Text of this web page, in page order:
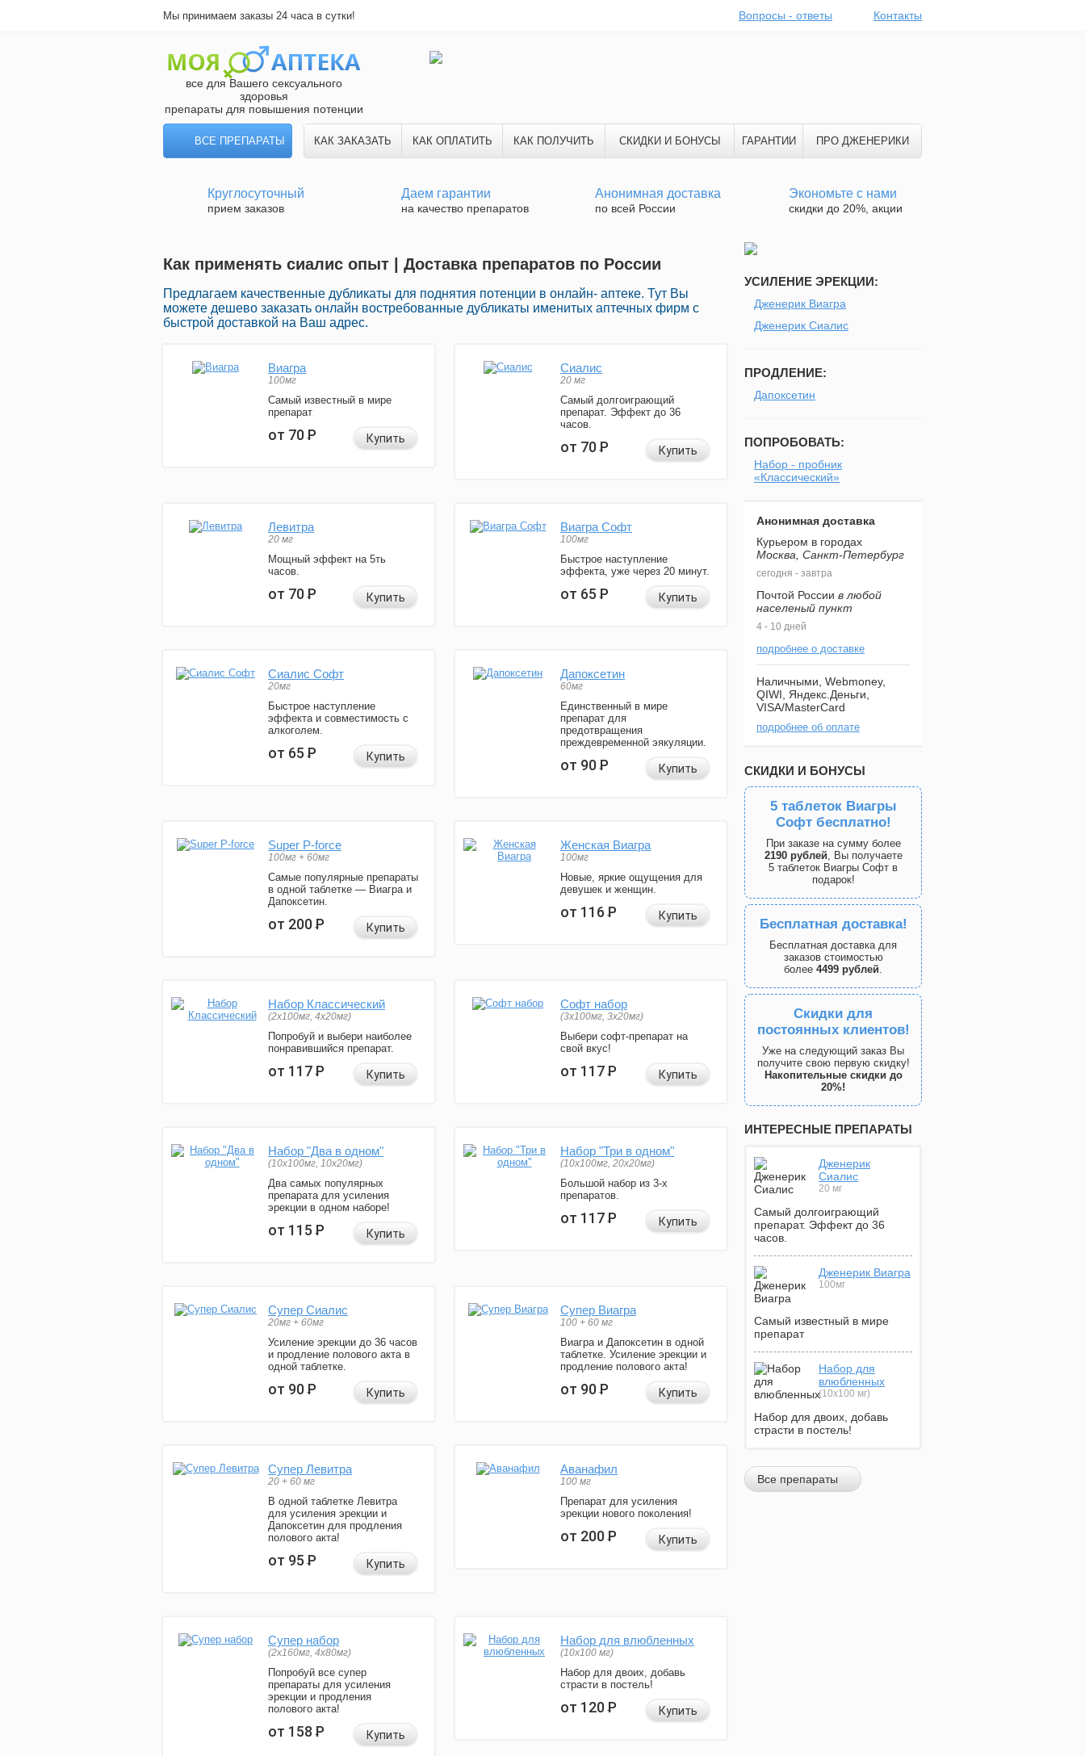
Мы принимаем заказы 24 часа в сутки! Вопросы - ответы Контакты
все для Вашего сексуального
здоровья
препараты для повышения потенции
ВСЕ ПРЕПАРАТЫ КАК ЗАКАЗАТЬ КАК ОПЛАТИТЬ КАК ПОЛУЧИТЬ СКИДКИ И БОНУСЫ ГАРАНТИИ ПРО ДЖЕНЕРИКИ
Круглосуточный
прием заказов
Даем гарантии
на качество препаратов
Анонимная доставка
по всей России
Экономьте с нами
скидки до 20%, акции
Как применять сиалис опыт | Доставка препаратов по России
Предлагаем качественные дубликаты для поднятия потенции в онлайн- аптеке. Тут Вы
можете дешево заказать онлайн востребованные дубликаты именитых аптечных фирм с
быстрой доставкой на Ваш адрес.
Виагра
100мг
Самый известный в мире
препарат
от 70Р Купить
Сиалис
20 мг
Самый долгоиграющий
препарат. Эффект до 36
часов.
от 70Р Купить
Левитра
20 мг
Мощный эффект на 5ть
часов.
от 70Р Купить
Виагра Софт
100мг
Быстрое наступление
эффекта, уже через 20 минут.
от 65Р Купить
Сиалис Софт
20мг
Быстрое наступление
эффекта и совместимость с
алкоголем.
от 65Р Купить
Дапоксетин
60мг
Единственный в мире
препарат для
предотвращения
преждевременной эякуляции.
от 90Р Купить
Super P-force
100мг + 60мг
Самые популярные препараты
в одной таблетке — Виагра и
Дапоксетин.
от 200Р Купить
Женская Виагра
100мг
Новые, яркие ощущения для
девушек и женщин.
от 116Р Купить
Набор Классический
(2x100мг, 4x20мг)
Попробуй и выбери наиболее
понравившийся препарат.
от 117Р Купить
Софт набор
(3x100мг, 3x20мг)
Выбери софт-препарат на
свой вкус!
от 117Р Купить
Набор "Два в одном"
(10x100мг, 10x20мг)
Два самых популярных
препарата для усиления
эрекции в одном наборе!
от 115Р Купить
Набор "Три в одном"
(10x100мг, 20x20мг)
Большой набор из 3-х
препаратов.
от 117Р Купить
Супер Сиалис
20мг + 60мг
Усиление эрекции до 36 часов
и продление полового акта в
одной таблетке.
от 90Р Купить
Супер Виагра
100 + 60 мг
Виагра и Дапоксетин в одной
таблетке. Усиление эрекции и
продление полового акта!
от 90Р Купить
Супер Левитра
20 + 60 мг
В одной таблетке Левитра
для усиления эрекции и
Дапоксетин для продления
полового акта!
от 95Р Купить
Аванафил
100 мг
Препарат для усиления
эрекции нового поколения!
от 200Р Купить
Супер набор
(2х160мг, 4х80мг)
Попробуй все супер
препараты для усиления
эрекции и продления
полового акта!
от 158Р Купить
Набор для влюбленных
(10х100 мг)
Набор для двоих, добавь
страсти в постель!
от 120Р Купить
УСИЛЕНИЕ ЭРЕКЦИИ:
Дженерик Виагра
Дженерик Сиалис
ПРОДЛЕНИЕ:
Дапоксетин
ПОПРОБОВАТЬ:
Набор - пробник
«Классический»
Анонимная доставка
Курьером в городах
Москва, Санкт-Петербург
сегодня - завтра
Почтой России в любой
населеный пункт
4 - 10 дней
подробнее о доставке
Наличными, Webmoney,
QIWI, Яндекс.Деньги,
VISA/MasterCard
подробнее об оплате
СКИДКИ И БОНУСЫ
5 таблеток Виагры
Софт бесплатно!
При заказе на сумму более
2190 рублей, Вы получаете
5 таблеток Виагры Софт в
подарок!
Бесплатная доставка!
Бесплатная доставка для
заказов стоимостью
более 4499 рублей.
Скидки для
постоянных клиентов!
Уже на следующий заказ Вы
получите свою первую скидку!
Накопительные скидки до
20%!
ИНТЕРЕСНЫЕ ПРЕПАРАТЫ
Дженерик
Сиалис
20 мг
Самый долгоиграющий
препарат. Эффект до 36
часов.
Дженерик Виагра
100мг
Самый известный в мире
препарат
Набор для
влюбленных
(10х100 мг)
Набор для двоих, добавь
страсти в постель!
Все препараты